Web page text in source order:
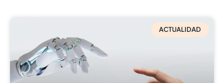
ACTUALIDAD